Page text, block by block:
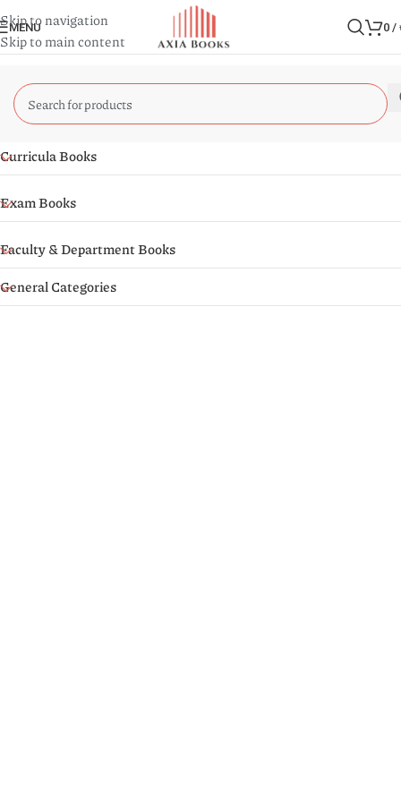
Skip to navigation
Skip to main content
MENU 0 /
Curricula Books
Exam Books
Faculty & Department Books
General Categories